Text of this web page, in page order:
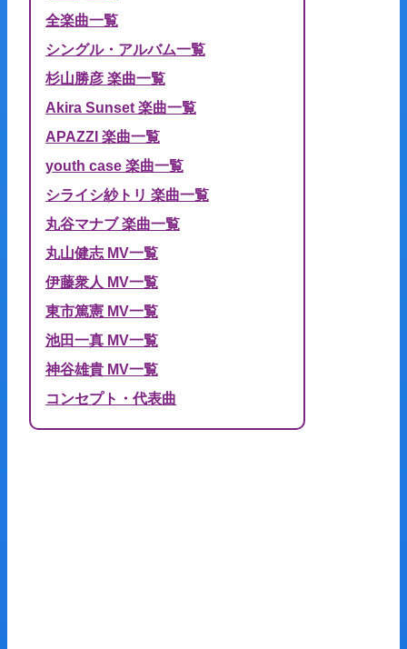
全楽曲一覧
シングル・アルバム一覧
杉山勝彦 楽曲一覧
Akira Sunset 楽曲一覧
APAZZI 楽曲一覧
youth case 楽曲一覧
シライシ紗トリ 楽曲一覧
丸谷マナブ 楽曲一覧
丸山健志 MV一覧
伊藤衆人 MV一覧
東市篤憲 MV一覧
池田一真 MV一覧
神谷雄貴 MV一覧
コンセプト・代表曲